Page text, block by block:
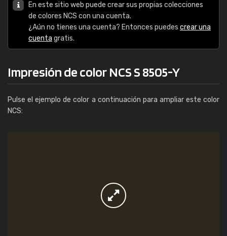
En este sitio web puede crear sus propias colecciones
de colores NCS con una cuenta.
¿Aún no tienes una cuenta? Entonces puedes crear una
cuenta gratis.
Impresión de color NCS S 8505-Y
Pulse el ejemplo de color a continuación para ampliar este color
NCS: